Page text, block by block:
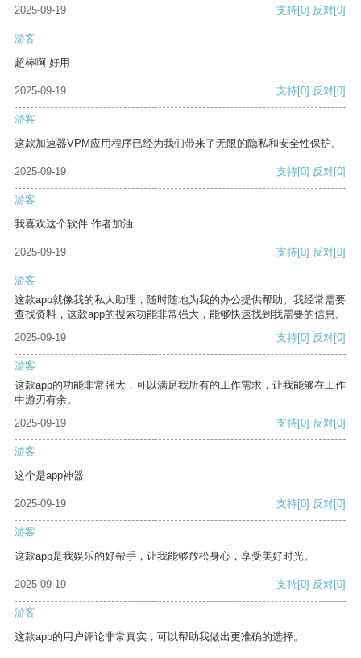
2025-09-19
支持[0] 反对[0]
游客
超棒啊 好用
2025-09-19 支持[0] 反对[0]
游客
这款加速器VPM应用程序已经为我们带来了无限的隐私和安全性保护。
2025-09-19 支持[0] 反对[0]
游客
我喜欢这个软件 作者加油
2025-09-19 支持[0] 反对[0]
游客
这款app就像我的私人助理，随时随地为我的办公提供帮助。我经常需要
查找资料，这款app的搜索功能非常强大，能够快速找到我需要的信息。
2025-09-19
支持[0] 反对[0]
游客
这款app的功能非常强大，可以满足我所有的工作需求，让我能够在工作
中游刃有余。
2025-09-19
支持[0] 反对[0]
游客
这个是app神器
2025-09-19 支持[0] 反对[0]
游客
这款app是我娱乐的好帮手，让我能够放松身心，享受美好时光。
2025-09-19 支持[0] 反对[0]
游客
这款app的用户评论非常真实，可以帮助我做出更准确的选择。